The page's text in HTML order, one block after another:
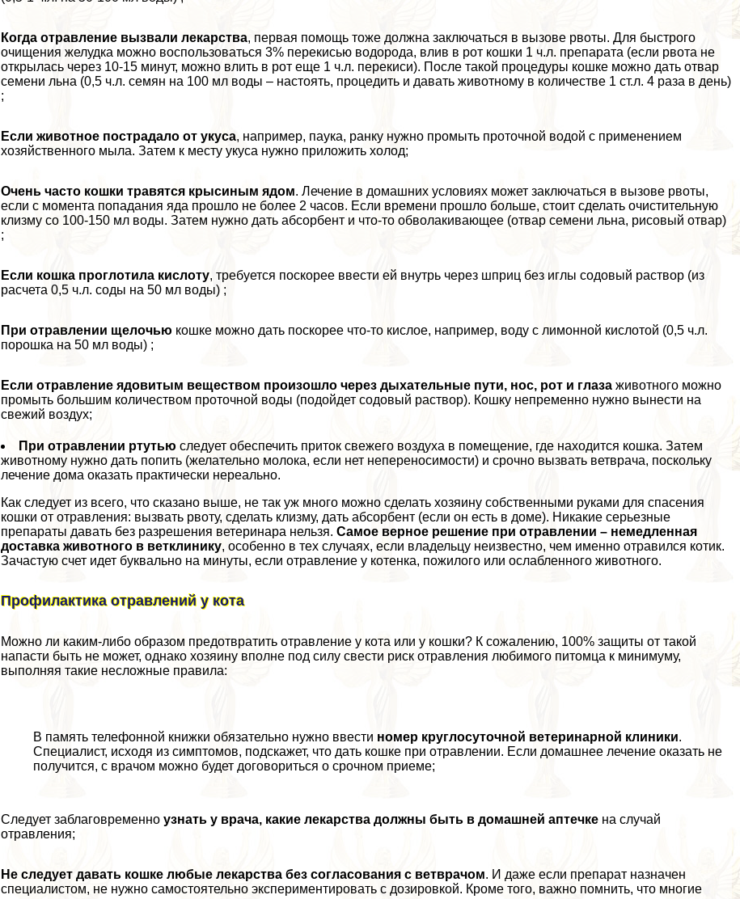
Когда отравление вызвали лекарства, первая помощь тоже должна заключаться в вызове рвоты. Для быстрого
очищения желудка можно воспользоваться 3% перекисью водорода, влив в рот кошки 1 ч.л. препарата (если рвота не
открылась через 10-15 минут, можно влить в рот еще 1 ч.л. перекиси). После такой процедуры кошке можно дать отвар
семени льна (0,5 ч.л. семян на 100 мл воды – настоять, процедить и давать животному в количестве 1 ст.л. 4 раза в день)
;
Если животное пострадало от укуса, например, паука, ранку нужно промыть проточной водой с применением
хозяйственного мыла. Затем к месту укуса нужно приложить холод;
Очень часто кошки травятся крысиным ядом. Лечение в домашних условиях может заключаться в вызове рвоты,
если с момента попадания яда прошло не более 2 часов. Если времени прошло больше, стоит сделать очистительную
клизму со 100-150 мл воды. Затем нужно дать абсорбент и что-то обволакивающее (отвар семени льна, рисовый отвар)
;
Если кошка проглотила кислоту, требуется поскорее ввести ей внутрь через шприц без иглы содовый раствор (из
расчета 0,5 ч.л. соды на 50 мл воды) ;
При отравлении щелочью кошке можно дать поскорее что-то кислое, например, воду с лимонной кислотой (0,5 ч.л.
порошка на 50 мл воды) ;
Если отравление ядовитым веществом произошло через дыхательные пути, нос, рот и глаза животного можно
промыть большим количеством проточной воды (подойдет содовый раствор). Кошку непременно нужно вынести на
свежий воздух;
При отравлении ртутью следует обеспечить приток свежего воздуха в помещение, где находится кошка. Затем
животному нужно дать попить (желательно молока, если нет непереносимости) и срочно вызвать ветврача, поскольку
лечение дома оказать пpaктически нереально.
Как следует из всего, что сказано выше, не так уж много можно сделать хозяину собственными руками для спасения
кошки от отравления: вызвать рвоту, сделать клизму, дать абсорбент (если он есть в доме). Никакие серьезные
препараты давать без разрешения ветеринара нельзя.Самое верное решение при отравлении – немедленная
доставка животного в ветклинику, особенно в тех случаях, если владельцу неизвестно, чем именно отравился котик.
Зачастую счет идет буквально на минуты, если отравление у котенка, пожилого или ослабленного животного.
Профилактика отравлений у кота
Можно ли каким-либо образом предотвратить отравление у кота или у кошки? К сожалению, 100% защиты от такой
напасти быть не может, однако хозяину вполне под силу свести риск отравления любимого питомца к минимуму,
выполняя такие несложные правила:
В память телефонной книжки обязательно нужно ввести номер круглосуточной ветеринарной клиники.
Специалист, исходя из симптомов, подскажет, что дать кошке при отравлении. Если домашнее лечение оказать не
получится, с врачом можно будет договориться о срочном приеме;
Следует заблаговременноузнать у врача, какие лекарства должны быть в домашней аптечке на случай
отравления;
Не следует давать кошке любые лекарства без согласования с ветврачом. И даже если препарат назначен
специалистом, не нужно самостоятельно экспериментировать с дозировкой. Кроме того, важно помнить, что многие